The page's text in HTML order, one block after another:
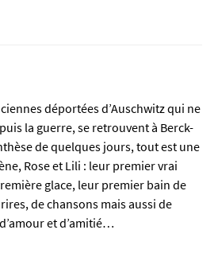
déportées d’Auschwitz qui ne
la guerre, se retrouvent à Berck-
de quelques jours, tout est une
Rose et Lili : leur premier vrai
glace, leur premier bain de
de chansons mais aussi de
et d’amitié…